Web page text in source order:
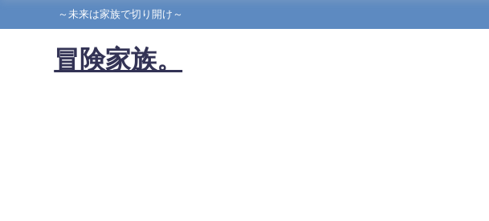
～未来は家族で切り開け～
冒険家族。